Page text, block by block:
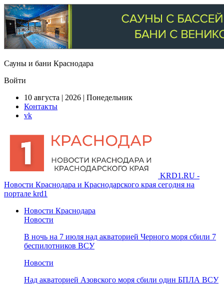
Сауны и бани Краснодара
Войти
10 августа | 2026 | Понедельник
Контакты
vk
KRD1.RU -
Новости Краснодара и Краснодарского края сегодня на
портале krd1
Новости Краснодара
Новости
В ночь на 7 июля над акваторией Черного моря сбили 7
беспилотников ВСУ
Новости
Над акваторией Азовского моря сбили один БПЛА ВСУ